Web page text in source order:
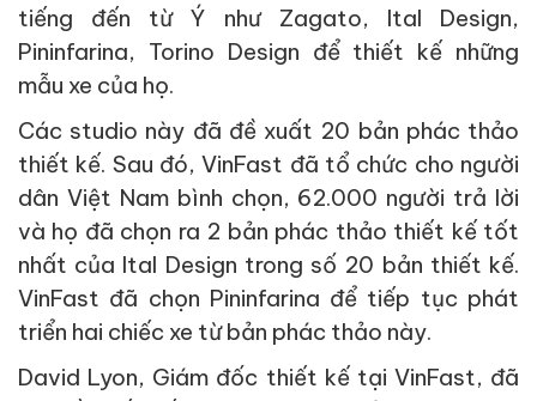
tiếng đến từ Ý như Zagato, Ital Design,
Pininfarina, Torino Design để thiết kế những
mẫu xe của họ.
Các studio này đã đề xuất 20 bản phác thảo
thiết kế. Sau đó, VinFast đã tổ chức cho người
dân Việt Nam bình chọn, 62.000 người trả lời
và họ đã chọn ra 2 bản phác thảo thiết kế tốt
nhất của Ital Design trong số 20 bản thiết kế.
VinFast đã chọn Pininfarina để tiếp tục phát
triển hai chiếc xe từ bản phác thảo này.
David Lyon, Giám đốc thiết kế tại VinFast, đã